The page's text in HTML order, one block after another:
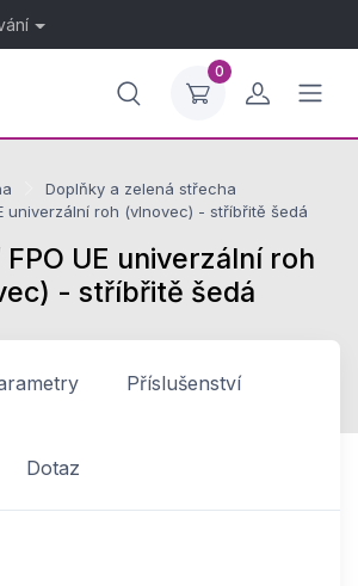
0
Doplňky a zelená střecha
univerzální roh (vlnovec) - stříbřitě šedá
FPO UE univerzální roh
- stříbřitě šedá
Příslušenství
Dotaz